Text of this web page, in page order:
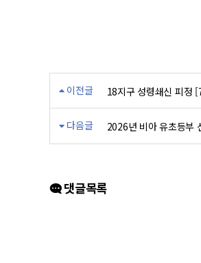
이전글 18지구 성령쇄신 피정
다음글 2026년 비아 유초등부
댓글목록